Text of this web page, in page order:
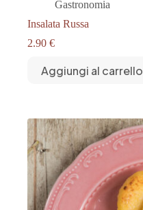
Gastronomia
Insalata Russa
2.90 €
Aggiungi al carrello